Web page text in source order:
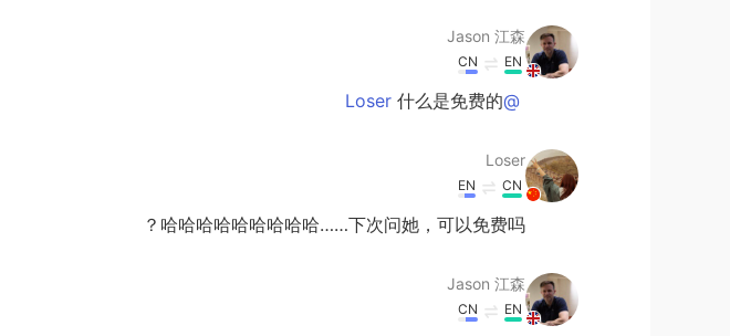
Jason 江森
EN
CN
@Loser
什么是免费的
Loser
CN
EN
哈哈哈哈哈哈哈哈哈……下次问她，可以免费吗？
Jason 江森
EN
CN